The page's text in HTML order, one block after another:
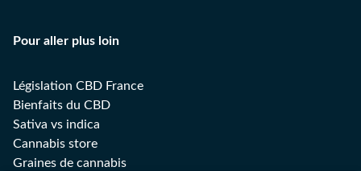
Pour aller plus loin
Législation CBD France
Bienfaits du CBD
Sativa vs indica
Cannabis store
Graines de cannabis